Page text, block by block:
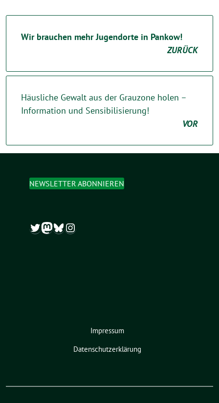
Wir brauchen mehr Jugendorte in Pankow!
ZURÜCK
Häusliche Gewalt aus der Grauzone holen –
Information und Sensibilisierung!
VOR
NEWSLETTER ABONNIEREN
Twitter
Mastodon
Bluesky
Instagram
Impressum
Datenschutzerklärung